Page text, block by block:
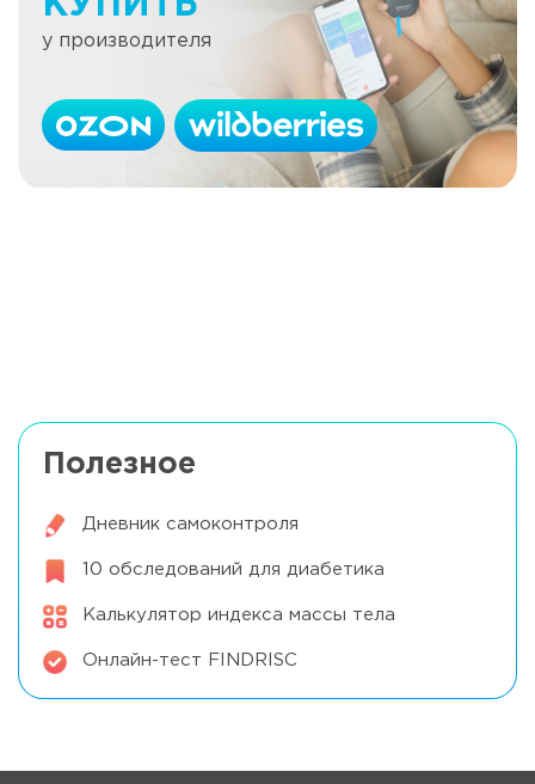
у производителя
Полезное
Дневник самоконтроля
10 обследований для диабетика
Калькулятор индекса массы тела
Онлайн-тест FINDRISC